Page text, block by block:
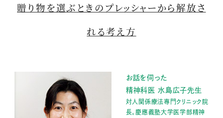
贈り物を選ぶときのプレッシャーから解放さ
れる考え方
お話を伺った
精神科医 水島広子先生
対人関係療法専門クリニック院
長。慶應義塾大学医学部精神